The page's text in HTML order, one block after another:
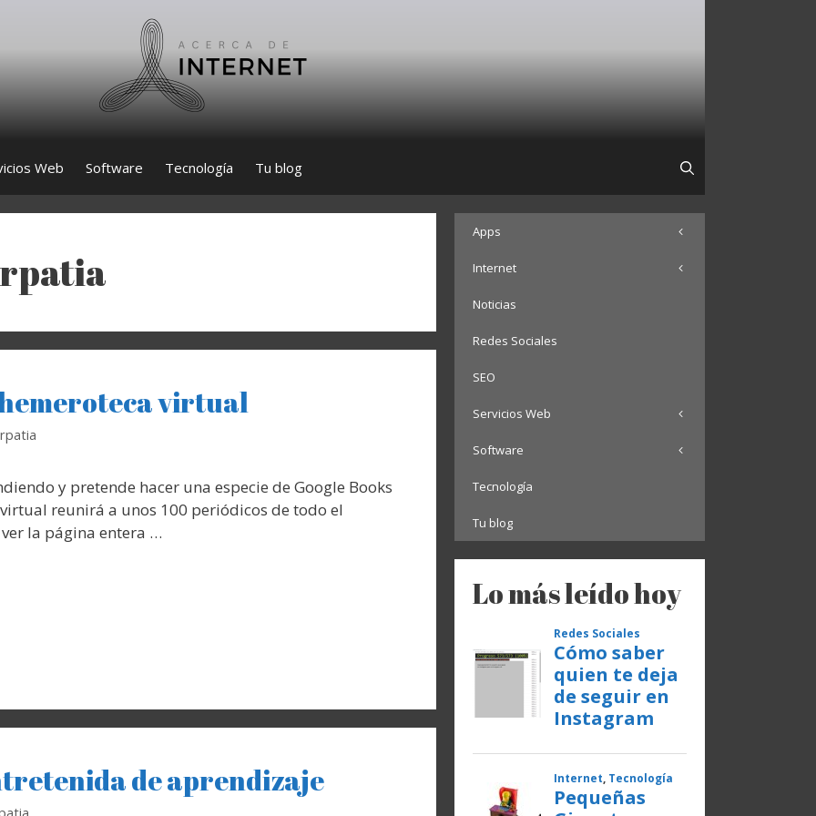
Web Software Tecnología Tu blog
virtual
y pretende hacer una especie de Google Books
reunirá a unos 100 periódicos de todo el
la página entera …
de aprendizaje
Apps
Internet
Noticias
Redes Sociales
SEO
Servicios Web
Software
Tecnología
Tu blog
Lo más leído hoy